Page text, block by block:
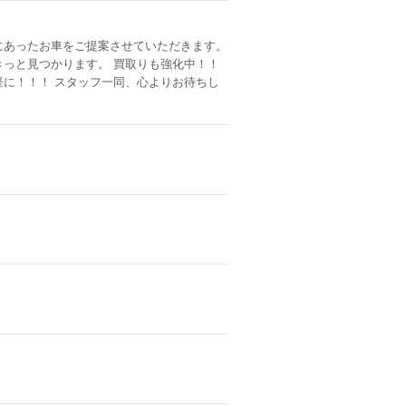
ったお車をご提案させていただきます。
と見つかります。 買取りも強化中！！
！！！ スタッフ一同、心よりお待ちし